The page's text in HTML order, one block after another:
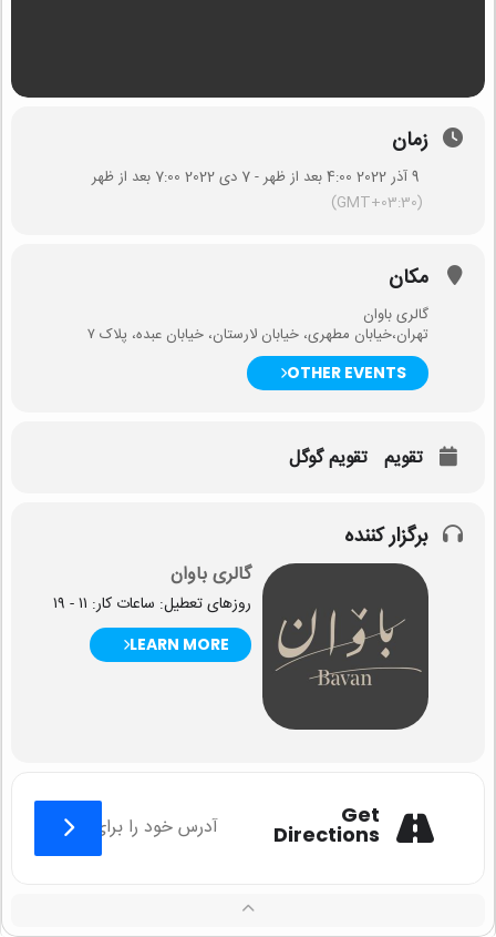
زمان
9 آذر 2022 4:00 بعد از ظهر - 7 دی 2022 7:00 بعد از ظهر
(GMT+03:30)
مکان
گالری باوان
تهران،خیابان مطهری، خیابان لارستان، خیابان عبده، پلاک ۷
OTHER EVENTS
تقویم تقویم گوگل
برگزار کننده
گالری باوان
روزهای تعطیل: ساعات کار: ۱۱ - ۱۹
LEARN MORE
Get
Directions